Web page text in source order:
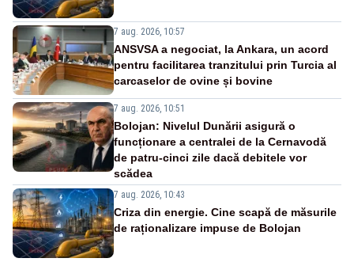
7 aug. 2026, 10:57
ANSVSA a negociat, la Ankara, un acord
pentru facilitarea tranzitului prin Turcia al
carcaselor de ovine și bovine
7 aug. 2026, 10:51
Bolojan: Nivelul Dunării asigură o
funcționare a centralei de la Cernavodă
de patru-cinci zile dacă debitele vor
scădea
7 aug. 2026, 10:43
Criza din energie. Cine scapă de măsurile
de raționalizare impuse de Bolojan